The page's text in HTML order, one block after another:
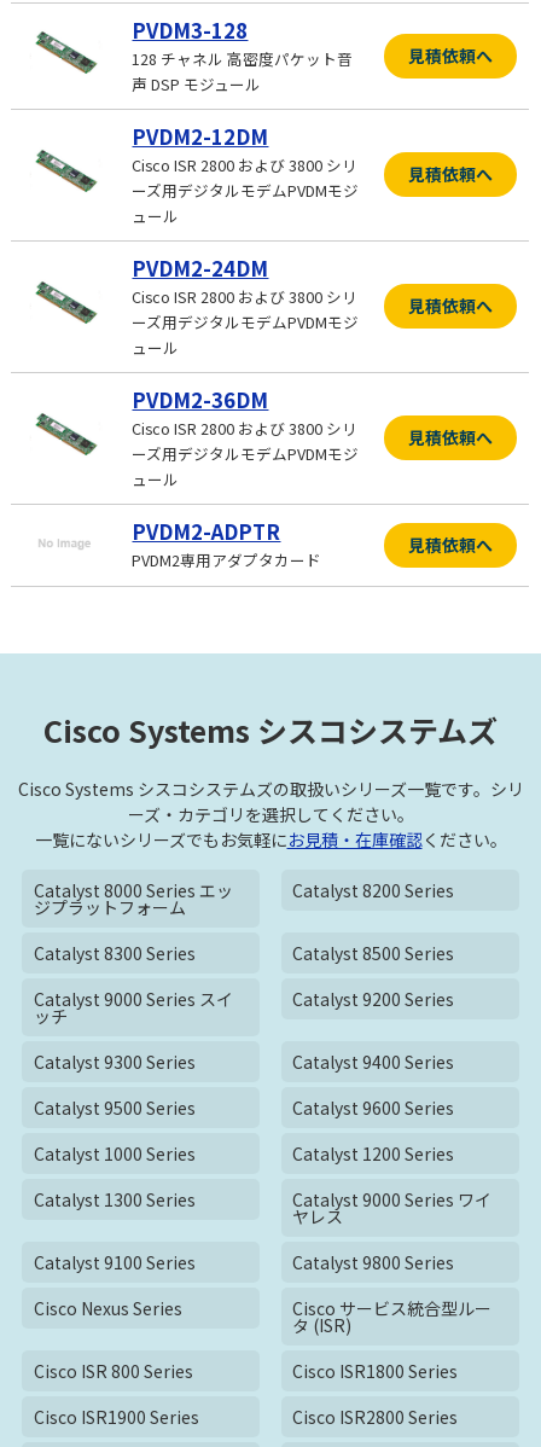
PVDM3-128
128 チャネル 高密度パケット音
声 DSP モジュール
見積依頼へ
PVDM2-12DM
Cisco ISR 2800 および 3800 シリ
ーズ用デジタルモデムPVDMモジ
ュール
見積依頼へ
PVDM2-24DM
Cisco ISR 2800 および 3800 シリ
ーズ用デジタルモデムPVDMモジ
ュール
見積依頼へ
PVDM2-36DM
Cisco ISR 2800 および 3800 シリ
ーズ用デジタルモデムPVDMモジ
ュール
見積依頼へ
PVDM2-ADPTR
PVDM2専用アダプタカード
見積依頼へ
Cisco Systems シスコシステムズ
Cisco Systems シスコシステムズの取扱いシリーズ一覧です。シリ
ーズ・カテゴリを選択してください。
一覧にないシリーズでもお気軽にお見積・在庫確認ください。
Catalyst 8000 Series エッ
ジプラットフォーム
Catalyst 8200 Series
Catalyst 8300 Series
Catalyst 8500 Series
Catalyst 9000 Series スイ
ッチ
Catalyst 9200 Series
Catalyst 9300 Series
Catalyst 9400 Series
Catalyst 9500 Series
Catalyst 9600 Series
Catalyst 1000 Series
Catalyst 1200 Series
Catalyst 1300 Series
Catalyst 9000 Series ワイ
ヤレス
Catalyst 9100 Series
Catalyst 9800 Series
Cisco Nexus Series
Cisco サービス統合型ルー
タ (ISR)
Cisco ISR 800 Series
Cisco ISR1800 Series
Cisco ISR1900 Series
Cisco ISR2800 Series